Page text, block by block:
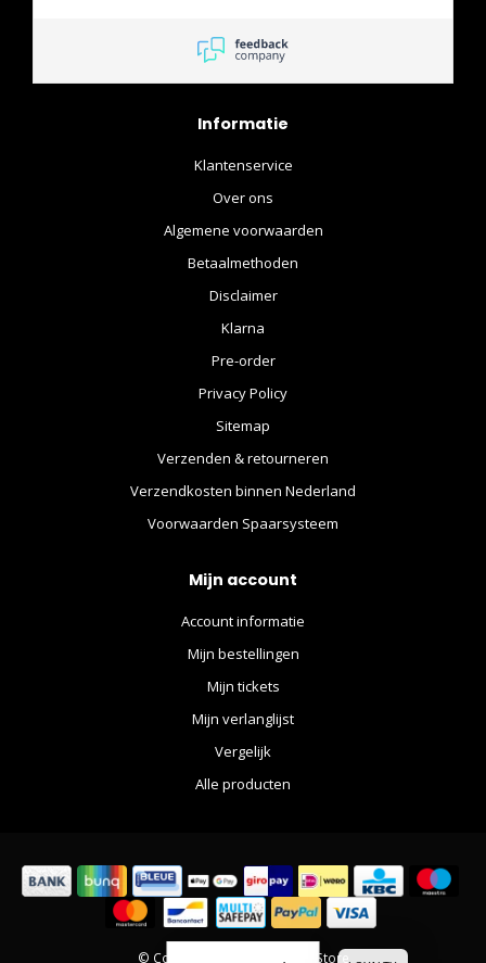
Informatie
Klantenservice
Over ons
Algemene voorwaarden
Betaalmethoden
Disclaimer
Klarna
Pre-order
Privacy Policy
Sitemap
Verzenden & retourneren
Verzendkosten binnen Nederland
Voorwaarden Spaarsysteem
Mijn account
Account informatie
Mijn bestellingen
Mijn tickets
Mijn verlanglijst
Vergelijk
Alle producten
© Copyright 2026 The Movie Store